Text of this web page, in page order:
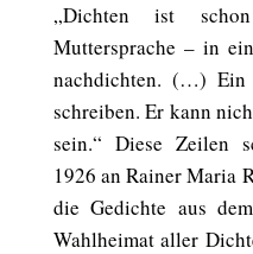
„Dichten ist
Muttersprache – in
nachdichten. (…) Ein
schreiben. Er kann
sein.“ Diese Zeilen
1926 an Rainer Maria
die Gedichte aus
Wahlheimat aller